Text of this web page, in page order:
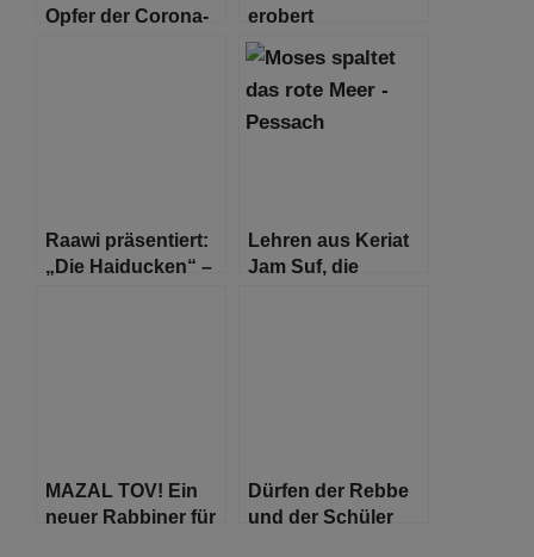
Opfer der Corona-
erobert
Deutschland
Raawi präsentiert:
„Die Haiducken“ –
Lehren aus Keriat
Jam Suf, die
MAZAL TOV! Ein
neuer Rabbiner für
Dürfen der Rebbe
und der Schüler